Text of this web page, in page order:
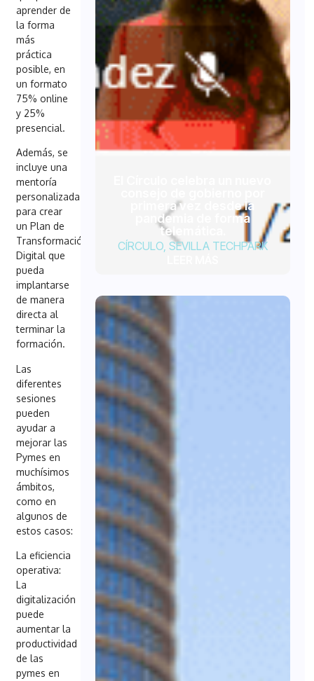
aprender de
la forma
más
práctica
posible, en
un formato
75% online
y 25%
presencial.
Además, se
incluye una
mentoría
personalizada
para crear
un Plan de
Transformación
Digital que
pueda
implantarse
de manera
directa al
terminar la
formación.
Las
diferentes
sesiones
pueden
ayudar a
mejorar las
Pymes en
muchísimos
ámbitos,
como en
algunos de
estos casos:
La eficiencia
operativa:
La
digitalización
puede
aumentar la
productividad
de las
pymes en
primera vez desde la
pandemia de forma
telemática.
CÍRCULO, SEVILLA TECHPARK